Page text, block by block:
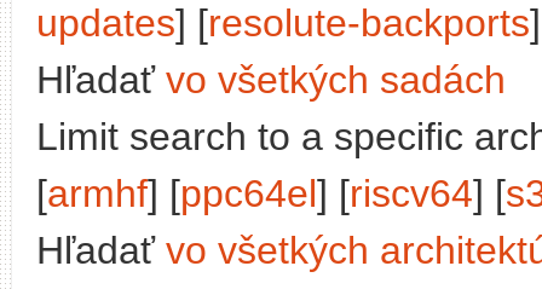
updates] [resolute-backports
Hľadať vo všetkých sadách
Limit search to a specific
[armhf] [ppc64el] [riscv64] [
Hľadať vo všetkých